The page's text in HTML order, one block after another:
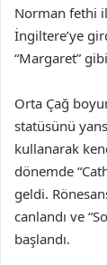
Norman fethi
İngiltere’ye
“Margaret”
Orta Çağ
statüsünü
kullanarak
dönemde
geldi.
canlandı ve
başlandı.